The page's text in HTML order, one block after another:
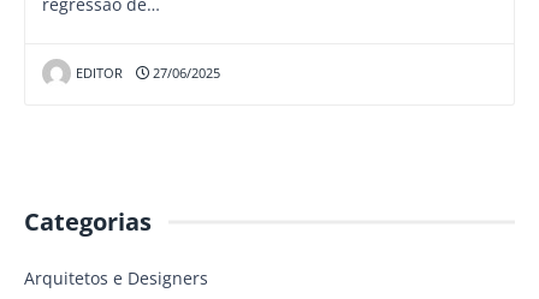
EDITOR 27/06/2025
Categorias
Arquitetos e Designers